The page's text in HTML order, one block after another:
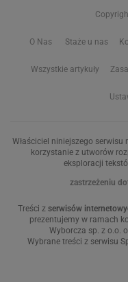
O Nas Staże u nas
Wszystkie artykuły
Właściciel niniejszego
korzystanie z utworów
eksploracji
zastrzeżeniu
Treści z serwisów
prezentujemy w ramach
Wyborcza sp. z o.o.
Wybrane treści z serwisu